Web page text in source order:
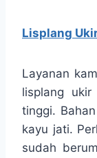
Lisplang
Layanan
lisplang
tinggi.
kayu jati.
sudah